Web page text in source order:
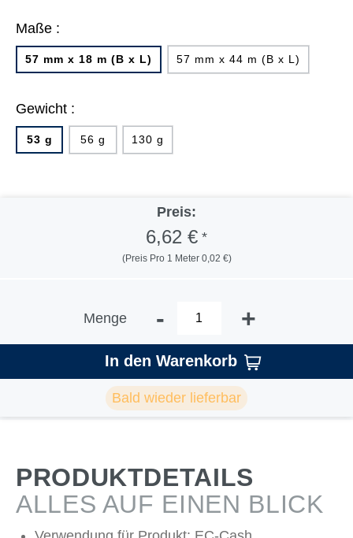
Maße :
57 mm x 18 m (B x L) 57 mm x 44 m (B x L)
Gewicht :
53 g 56 g 130 g
Preis:
6,62 € *
(Preis Pro 1 Meter 0,02 €)
Menge - +
In den Warenkorb
Bald wieder lieferbar
PRODUKTDETAILS
ALLES AUF EINEN BLICK